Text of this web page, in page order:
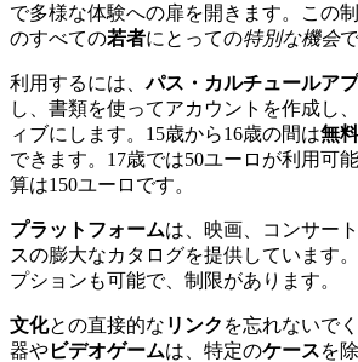
で多様な体験への扉を開きます。この
のすべての若者にとっての特別な機会
利用するには、パス・カルチュールア
し、書類を使ってアカウントを作成し
ィブにします。15歳から16歳の間は無
できます。17歳では50ユーロが利用可
算は150ユーロです。
プラットフォームは、映画、コンサー
スの膨大なカタログを提供しています
プションも可能で、制限があります。
文化との直接的な リンク を忘れないで
器やビデオゲームは、特定のケースを